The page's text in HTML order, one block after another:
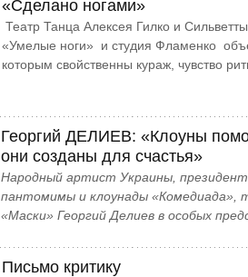
«Сделано ногами»
Театр Танца Алексея Гилко и
«Умелые ноги» и студия Фламенко
которым свойственны кураж, чувство
Георгий ДЕЛИЕВ: «Клоуны
они созданы для счастья»
Народный артист Украины,
пантомимы и клоунады «Комедиада»,
«Маски» Георгий Делиев в особых
Письмо критику